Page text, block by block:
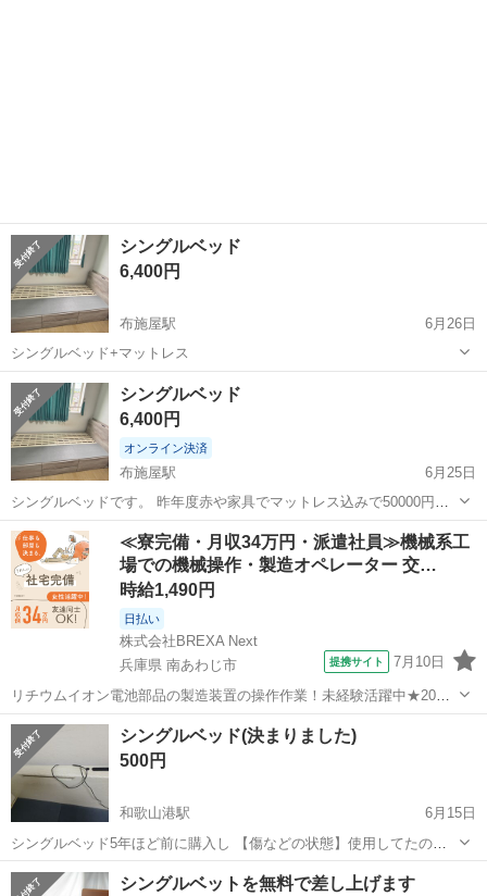
シングルベッド
6,400円
布施屋駅
6月26日
シングルベッド+マットレス
和歌山 和歌山市 布施屋駅
シングルベッド
6,400円
オンライン決済
布施屋駅
6月25日
シングルベッドです。 昨年度赤や家具でマットレス込みで50000円ぐ
らいで購入しましたが引っ越しのため手放したいです。 ベッド下は半
分収納、半分が引き出し収納になっています。 できるだけ早く取りに
来てくださる方がいると嬉しい...
和歌山 和歌山市 布施屋駅 ベッド 価格
≪寮完備・月収34万円・派遣社員≫機械系工
場での機械操作・製造オペレーター 交…
時給1,490円
日払い
株式会社BREXA Next
兵庫県 南あわじ市
提携サイト 7月10日
リチウムイオン電池部品の製造装置の操作作業！未経験活躍中★20～
50代の男性活躍中！嬉しい時給1,490円！生活支援物資事前対応可◎ワ
ンルーム寮完備！赴任旅費会社負担！正社員登用制度あり◎《兵庫県
南あわじ市》 人気の工場の...
兵庫 南あわじ市
シングルベッド(決まりました)
500円
和歌山港駅
6月15日
シングルベッド5年ほど前に購入し 【傷などの状態】使用してたので
細かいキズはあります。 （早いもの勝ちではありませんのでご了承く
ださい） ドタキャンしない方、中古品のためサイズや状態などが目安
和歌山 和歌山市 和歌山港駅 ベッド
シングルベットを無料で差し上げます